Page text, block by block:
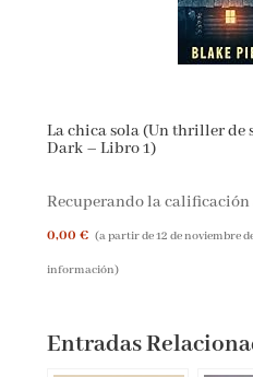
La chica sola (Un thriller de
Dark – Libro 1)
Recuperando la calificación
0,00 € (a partir de 12 de noviembre
información)
Entradas